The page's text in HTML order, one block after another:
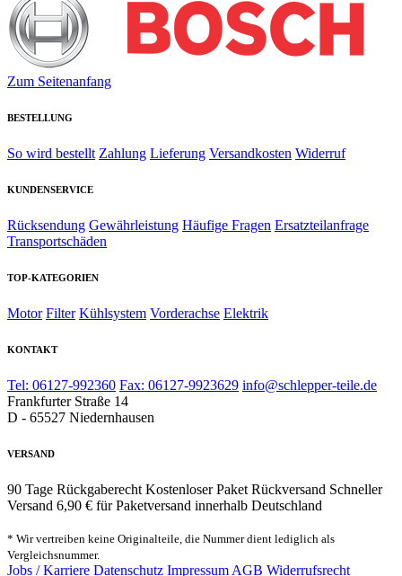
Zum Seitenanfang
BESTELLUNG
So wird bestellt Zahlung Lieferung Versandkosten Widerruf
KUNDENSERVICE
Rücksendung Gewährleistung Häufige Fragen Ersatzteilanfrage
Transportschäden
TOP-KATEGORIEN
Motor Filter Kühlsystem Vorderachse Elektrik
KONTAKT
Tel: 06127-992360 Fax: 06127-9923629 info@schlepper-teile.de
Frankfurter Straße 14
D - 65527 Niedernhausen
VERSAND
90 Tage Rückgaberecht Kostenloser Paket Rückversand Schneller
Versand 6,90 € für Paketversand innerhalb Deutschland
* Wir vertreiben keine Originalteile, die Nummer dient lediglich als
Vergleichsnummer.
Jobs / Karriere Datenschutz Impressum AGB Widerrufsrecht